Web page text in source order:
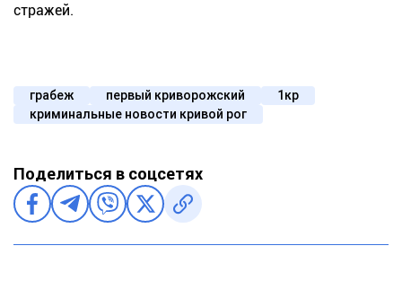
стражей.
грабеж первый криворожский
1кр
криминальные новости кривой рог
Поделиться в соцсетях